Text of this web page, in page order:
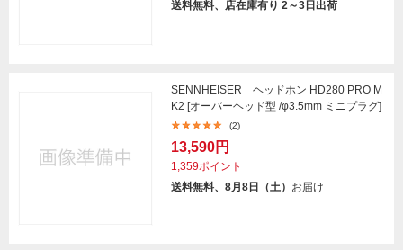
送料無料、店在庫有り 2～3日出荷
SENNHEISER ヘッドホン HD280 PRO M
K2 [オーバーヘッド型 /φ3.5mm ミニプラグ]
(2)
13,590円
1,359ポイント
送料無料、8月8日（土） お届け